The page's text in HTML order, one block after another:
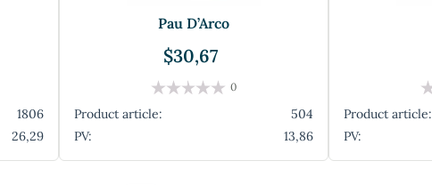
1806
26,29
Pau D’Arco
$30,67
0
Product article:
504
PV:
13,86
Product article:
PV: